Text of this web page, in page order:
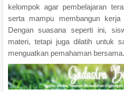
kelompok agar pembelajaran
serta mampu membangun
Dengan suasana seperti ini,
materi, tetapi juga dilatih untuk
menguatkan pemahaman